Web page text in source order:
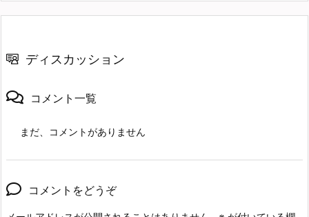
ディスカッション
コメント一覧
まだ、コメントがありません
コメントをどうぞ